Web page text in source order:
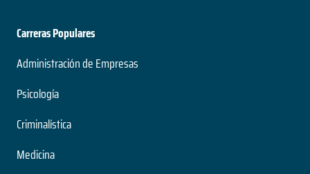
Carreras Populares
Administración de Empresas
Psicología
Criminalística
Medicina